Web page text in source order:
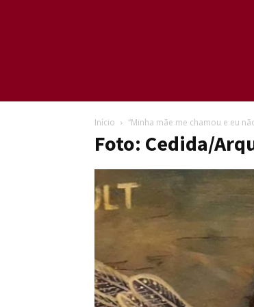
Início “Minha mãe me chamou e eu
Foto: Cedida/